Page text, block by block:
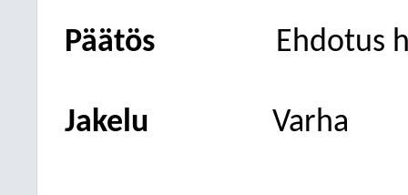
Päätös Ehdotus
Jakelu Varha